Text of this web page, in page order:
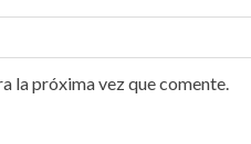
la próxima vez que comente.